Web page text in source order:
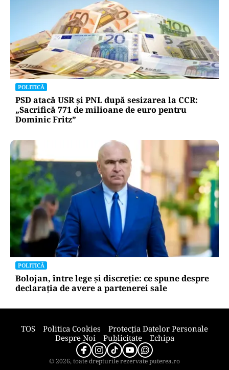
ACTUALITATE
Două azi, două mâine: de ce barjele nu sunt
scufundate toate odată în Dunăre? Explicația
autorităților
POLITICĂ
PSD atacă USR și PNL după sesizarea la CCR:
„Sacrifică 771 de milioane de euro pentru
Dominic Fritz”